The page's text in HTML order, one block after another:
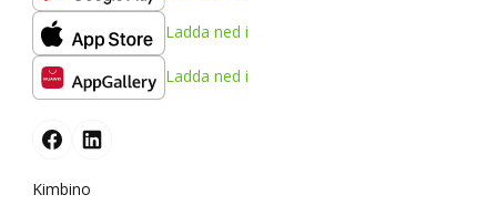
Ladda ned i
Ladda ned i
Kimbino